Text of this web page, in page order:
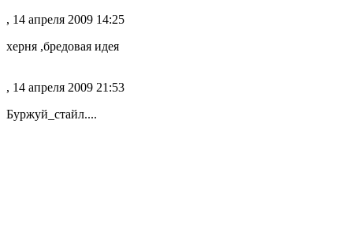
, 14 апреля 2009 14:25
херня ,бредовая идея
, 14 апреля 2009 21:53
Буржуй_стайл....